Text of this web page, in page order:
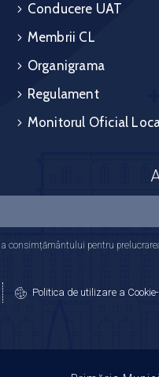
Conducere UAT
Membrii CL
Organigrama
Regulament
Monitorul Oficial
a consimțământului pentru
Politica de utilizare a